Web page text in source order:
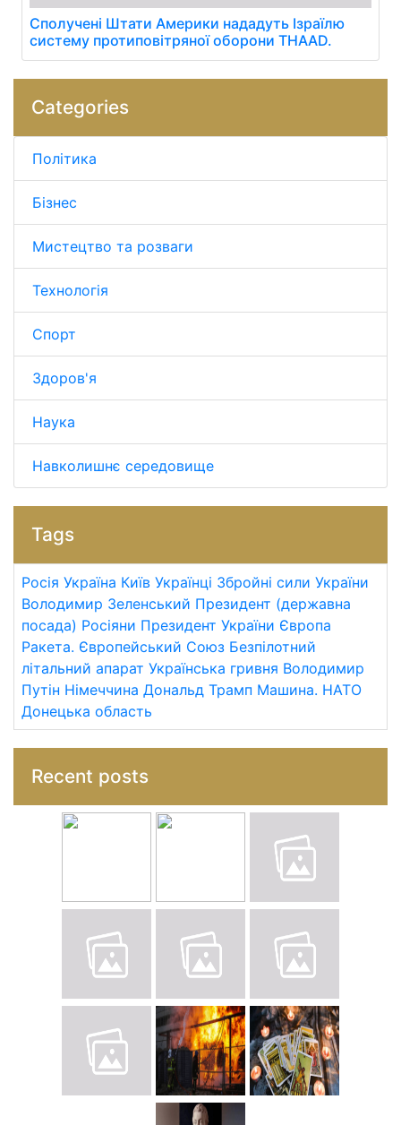
Сполучені Штати Америки нададуть Ізраїлю
систему протиповітряної оборони THAAD.
Categories
Політика
Бізнес
Мистецтво та розваги
Технологія
Спорт
Здоров'я
Наука
Навколишнє середовище
Tags
Росія Україна Київ Українці Збройні сили України
Володимир Зеленський Президент (державна
посада) Росіяни Президент України Європа
Ракета. Європейський Союз Безпілотний
літальний апарат Українська гривня Володимир
Путін Німеччина Дональд Трамп Машина. НАТО
Донецька область
Recent posts